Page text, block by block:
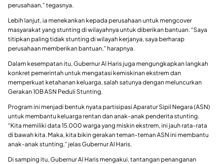
perusahaan,” tegasnya.
Lebih lanjut, ia menekankan kepada perusahaan untuk mengcover
masyarakat yang stunting di wilayahnya untuk diberikan bantuan. “Saya
titipkan paling tidak stunting di wilayah kerjanya, saya berharap
perusahaan memberikan bantuan,” harapnya.
Dalam kesempatan itu, Gubernur Al Haris juga mengungkapkan langkah
konkret pemerintah untuk mengatasi kemiskinan ekstrem dan
memperkuat ketahanan keluarga, salah satunya dengan meluncurkan
Gerakan 10B ASN Peduli Stunting.
Program ini menjadi bentuk nyata partisipasi Aparatur Sipil Negara (ASN)
untuk membantu keluarga rentan dan anak-anak penderita stunting.
“Kita memiliki data 15.000 warga yang miskin ekstrem, ini jauh rata-rata
di bawah kita. Maka, kita bikin gerakan teman-teman ASN ini membantu
anak-anak stunting,” jelas Gubernur Al Haris.
Di samping itu, Gubernur Al Haris mengakui, tantangan penanganan